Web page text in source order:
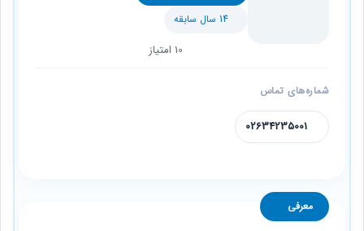
14 سال سابقه
10 امتیاز
شماره‌های تماس
02634235001
معرفی